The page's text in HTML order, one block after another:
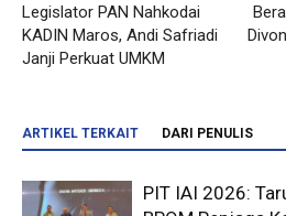
Legislator PAN Nahkodai
KADIN Maros, Andi Safriadi
Janji Perkuat UMKM
ARTIKEL TERKAIT DARI PENULIS
PIT IAI 2026: